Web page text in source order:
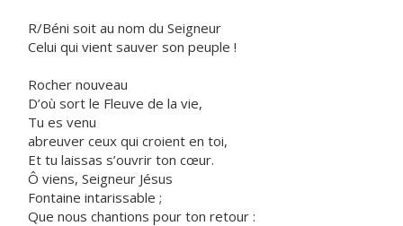
R/Béni soit au nom du Seigneur
Celui qui vient sauver son peuple !
Rocher nouveau
D’où sort le Fleuve de la vie,
Tu es venu
abreuver ceux qui croient en toi,
Et tu laissas s’ouvrir ton cœur.
Ô viens, Seigneur Jésus
Fontaine intarissable ;
Que nous chantions pour ton retour :